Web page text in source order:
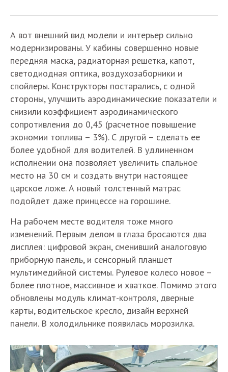
А вот внешний вид модели и интерьер сильно
модернизированы. У кабины совершенно новые
передняя маска, радиаторная решетка, капот,
светодиодная оптика, воздухозаборники и
спойлеры. Конструкторы постарались, с одной
стороны, улучшить аэродинамические показатели и
снизили коэффициент аэродинамического
сопротивления до 0,45 (расчетное повышение
экономии топлива – 3%). С другой – сделать ее
более удобной для водителей. В удлиненном
исполнении она позволяет увеличить спальное
место на 30 см и создать внутри настоящее
царское ложе. А новый толстенный матрас
подойдет даже принцессе на горошине.
На рабочем месте водителя тоже много
изменений. Первым делом в глаза бросаются два
дисплея: цифровой экран, сменивший аналоговую
приборную панель, и сенсорный планшет
мультимедийной системы. Рулевое колесо новое –
более плотное, массивное и хваткое. Помимо этого
обновлены модуль климат-контроля, дверные
карты, водительское кресло, дизайн верхней
панели. В холодильнике появилась морозилка.